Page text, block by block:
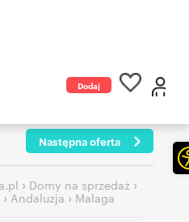
Dodaj
Następna oferta
› Domy na sprzedaż ›
›Andaluzja › Malaga